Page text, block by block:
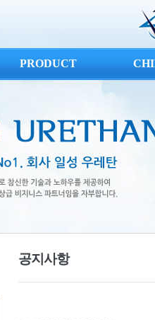
PRODUCT
공지사항